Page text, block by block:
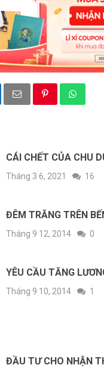
CÁI CHẾT CỦA CHU
Tháng 3 6, 2021 16
ĐÊM TRĂNG TRÊN
Tháng 9 12, 2014 0
YÊU CẦU TĂNG
Tháng 9 10, 2014 1
ĐẦU TƯ CHO NHẬN